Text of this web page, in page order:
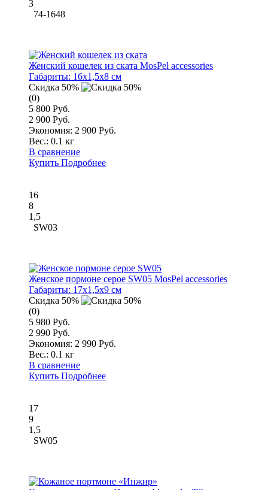
3
74-1648
Женский кошелек из ската MosPel accessories
Габариты: 16x1,5x8 см
Скидка 50%
(0)
5 800 Руб.
2 900 Руб.
Экономия: 2 900 Руб.
Вес.: 0.1 кг
В сравнение
Купить Подробнее
16
8
1,5
SW03
Женское пормоне серое SW05 MosPel accessories
Габариты: 17x1,5x9 см
Скидка 50%
(0)
5 980 Руб.
2 990 Руб.
Экономия: 2 990 Руб.
Вес.: 0.1 кг
В сравнение
Купить Подробнее
17
9
1,5
SW05